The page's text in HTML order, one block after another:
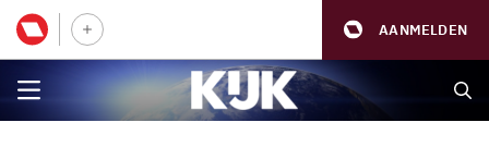
AANMELDEN